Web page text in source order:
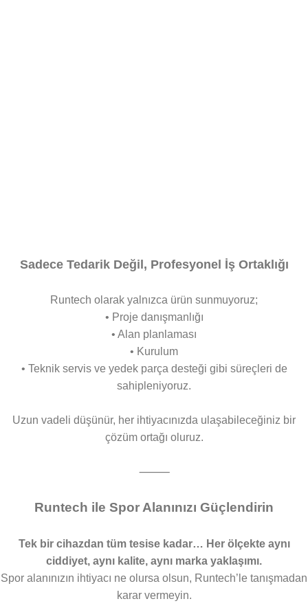
Sadece Tedarik Değil, Profesyonel İş Ortaklığı
Runtech olarak yalnızca ürün sunmuyoruz;
• Proje danışmanlığı
• Alan planlaması
• Kurulum
• Teknik servis ve yedek parça desteği gibi süreçleri de
sahipleniyoruz.
Uzun vadeli düşünür, her ihtiyacınızda ulaşabileceğiniz bir
çözüm ortağı oluruz.
⸻
Runtech ile Spor Alanınızı Güçlendirin
Tek bir cihazdan tüm tesise kadar… Her ölçekte aynı
ciddiyet, aynı kalite, aynı marka yaklaşımı.
Spor alanınızın ihtiyacı ne olursa olsun, Runtech’le tanışmadan
karar vermeyin.